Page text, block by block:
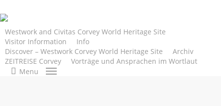
to
main
content
Westwork and Civitas Corvey World Heritage Site
Visitor Information
Info
Discover – Westwork Corvey World Heritage Site
Archiv
ZEITREISE Corvey
Vorträge und Ansprachen im Wortlaut
search
Menu